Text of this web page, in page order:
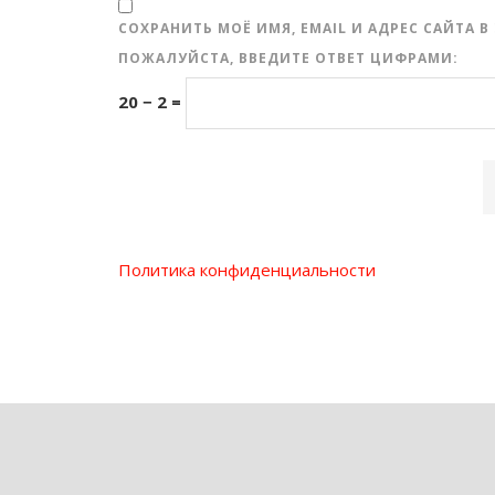
СОХРАНИТЬ МОЁ ИМЯ, EMAIL И АДРЕС
ПОЖАЛУЙСТА, ВВЕДИТЕ ОТВЕТ ЦИФРАМИ:
20 − 2 =
Политика конфиденциальности